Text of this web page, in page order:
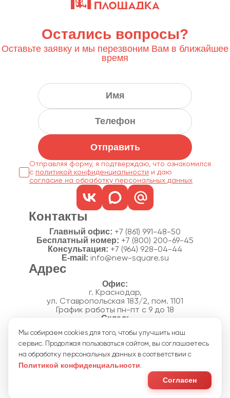
Остались вопросы?
Оставьте заявку и мы перезвоним Вам в ближайшее
время
Отправить
Отправляя форму, я подтверждаю, что ознакомился
с политикой конфиденциальности
согласие на обработку персональных данных
Контакты
Главный офис: +7 (861) 991-48-50
Бесплатный номер: +7 (800) 200-69-45
Консультация: +7 (964) 928-04-44
E-mail: info@new-square.su
Адрес
г. Краснодар,
ул. Ставропольская 183/2, пом. 1101
График работы пн-пт с 9 до 18
п. Новознаменский, ул.Производственная, 15
График работы склада пн-пт с 8 до 18
Акции
Политика конфиденциальности
Согласие на обработку персональных данных
Пользовательское соглашение
Мы собираем cookies для того, чтобы улучшить наш
сервис. Продолжая пользоваться сайтом, вы соглашаетесь
на обработку персональных данных в соответствии с
Политикой конфиденциальности.
Согласен